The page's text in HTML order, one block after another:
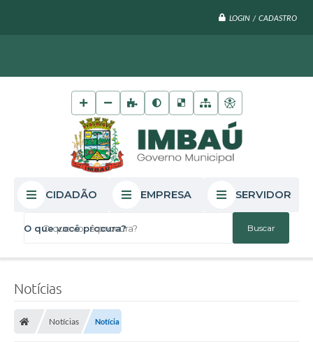
LOGIN / CADASTRO
O que você procura?
CIDADÃO EMPRESA SERVIDOR
Notícias
Notícias Notícia